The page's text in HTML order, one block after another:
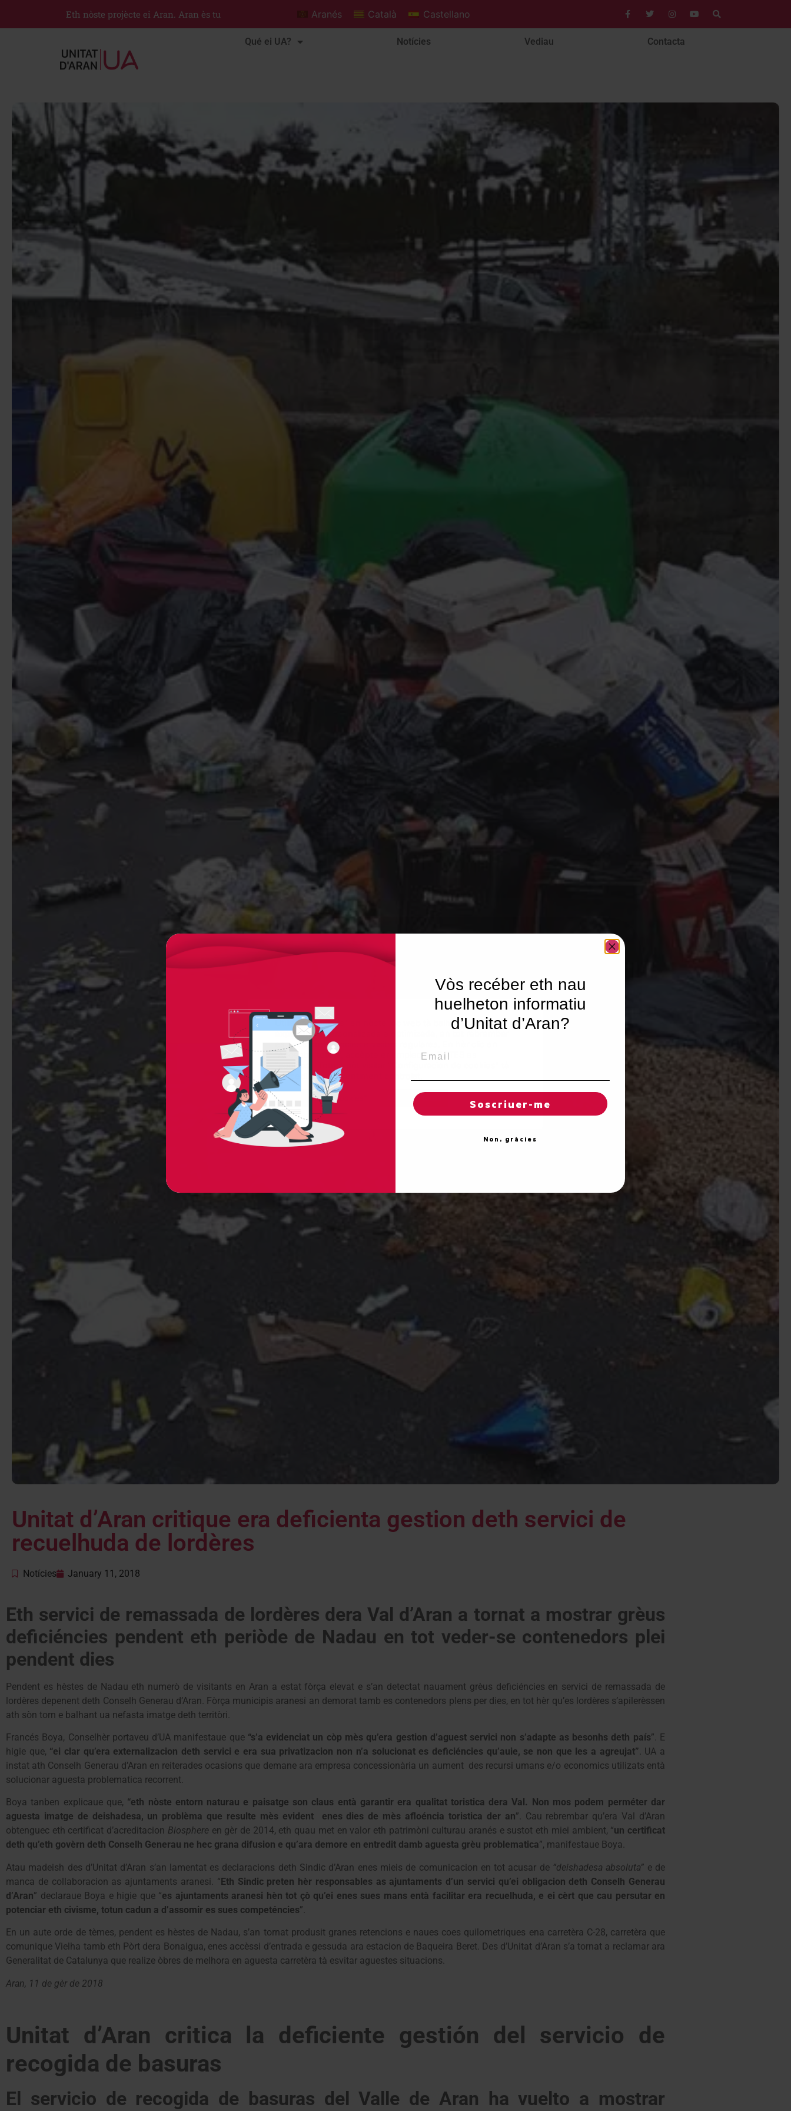
Eth nòste projècte ei Aran. Aran ès tu Aranés Català Castellano
Qué ei UA? Notícies Vediau Contacta
Unitat d’Aran critique era deficienta gestion deth servici de
recuelhuda de lordères
Notícies January 11, 2018
Eth servici de remassada de lordères dera Val d’Aran a tornat a mostrar grèus
deficiéncies pendent eth periòde de Nadau en tot veder-se contenedors plei
pendent dies
Pendent es hèstes de Nadau eth numerò de visitants en Aran a estat fòrça elevat e s’an detectat nauament grèus deficiéncies en servici de remassada de
lordères depenent deth Conselh Generau d’Aran. Fòrça municipis aranesi an demorat tamb es contenedors plens per dies, en tot hèr qu’es lordères s’apilerèssen
ath sòn torn e balhant ua nefasta imatge deth territòri.
Francés Boya, Conselhèr portaveu d’UA manifestaue que “s’a evidenciat un còp mès qu’era gestion d’aguest servici non s’adapte as besonhs deth país”. E
higie que, “ei clar qu’era externalizacion deth servici e era sua privatizacion non n’a solucionat es deficiéncies qu’auie, se non que les a agreujat”. UA a
instat ath Conselh Generau d’Aran en reiterades ocasions que demane ara empresa concessionària un aument des recursi umans e/o economics utilizats entà
solucionar aguesta problematica recorrent.
Boya tanben explicaue que, “eth nòste entorn naturau e paisatge son claus entà garantir era qualitat toristica dera Val. Non mos podem perméter dar
aguesta imatge de deishadesa, un problèma que resulte mès evident enes dies de mès afloéncia toristica der an”. Cau rebrembar qu’era Val d’Aran
obtenguec eth certificat d’acreditacion Biosphere en gèr de 2014, eth quau met en valor eth patrimòni culturau aranés e sustot eth miei ambient, “un certificat
deth qu’eth govèrn deth Conselh Generau ne hec grana difusion e qu’ara demore en entredit damb aguesta grèu problematica”, manifestaue Boya.
Atau madeish des d’Unitat d’Aran s’an lamentat es declaracions deth Sindic d’Aran enes mieis de comunicacion en tot acusar de “deishadesa absoluta” e de
manca de collaboracion as ajuntaments aranesi. “Eth Sindic preten hèr responsables as ajuntaments d’un servici qu’ei obligacion deth Conselh Generau
d’Aran” declaraue Boya e higie que “es ajuntaments aranesi hèn tot çò qu’ei enes sues mans entà facilitar era recuelhuda, e ei cèrt que cau persutar en
potenciar eth civisme, totun cadun a d’assomir es sues competéncies”.
En un aute orde de tèmes, pendent es hèstes de Nadau, s’an tornat produsit granes retencions e naues coes quilometriques ena carretèra C-28, carretèra que
comunique Vielha tamb eth Pòrt dera Bonaigua, enes accèssi d’entrada e gessuda ara estacion de Baqueira Beret. Des d’Unitat d’Aran s’a tornat a reclamar ara
Generalitat de Catalunya que realize òbres de melhora en aguesta carretèra tà esvitar aguestes situacions.
Aran, 11 de gèr de 2018
Unitat d’Aran critica la deficiente gestión del servicio de
recogida de basuras
El servicio de recogida de basuras del Valle de Aran ha vuelto a mostrar
Utilisam "cookies" en nòste lòc web tà balhar ar usuari ua
experiéncia personalizada e optimizada, en tot rebrembar
es sues preferéncies e visites regulares. En hèr clic en
"Acceptar totes", accèpte er emplec de TOTES es
"cookies". Totun, pòt visitar "Configuracion de cookies" tà
concedir un consentiment controlat.
Reglatges de "cookies" Acceptar totes
Vòs recéber eth nau
huelheton informatiu
d’Unitat d’Aran?
Soscriuer-me
Non, gràcies